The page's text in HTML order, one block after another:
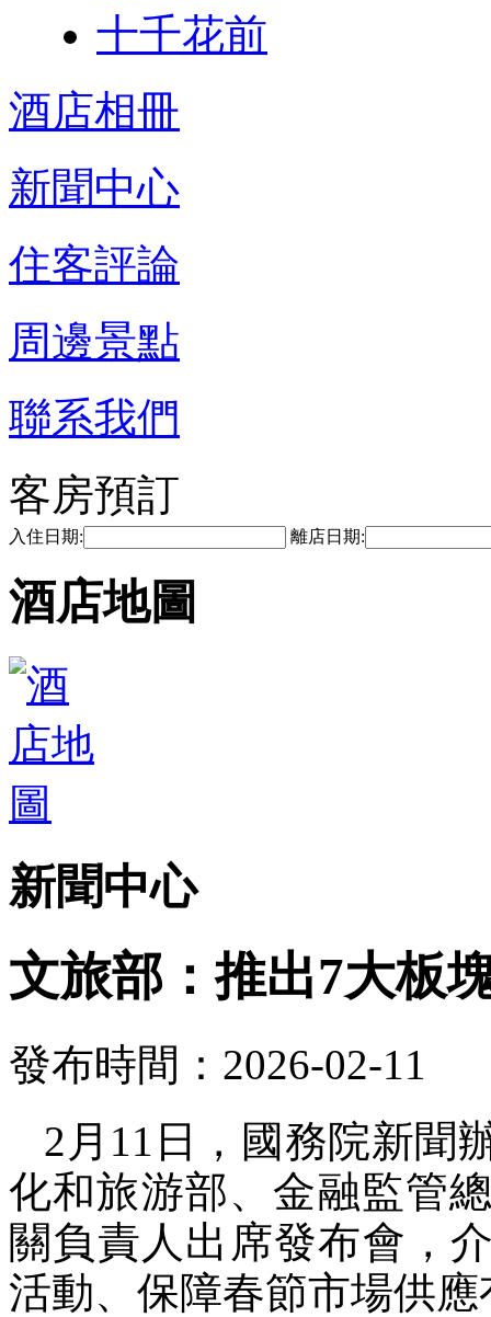
十千花前
酒店相冊
新聞中心
住客評論
周邊景點
聯系我們
客房預訂
入住日期: 離店日期:
酒店地圖
新聞中心
文旅部：推出7大板
發布時間：2026-02-11
2月11日，國務院新聞
化和旅游部、金融監管
關負責人出席發布會，
活動、保障春節市場供